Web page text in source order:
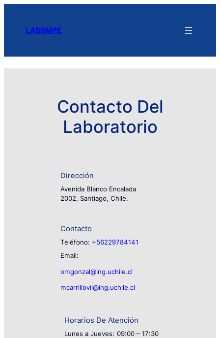
LABSMPE
Contacto Del
Laboratorio
Dirección
Avenida Blanco Encalada
2002, Santiago, Chile.
Contacto
Teléfono: +56229784141
Email:
omgonzal@ing.uchile.cl
mcarrillovil@ing.uchile.cl
Horarios De Atención
Lunes a Jueves: 09:00 – 17:30